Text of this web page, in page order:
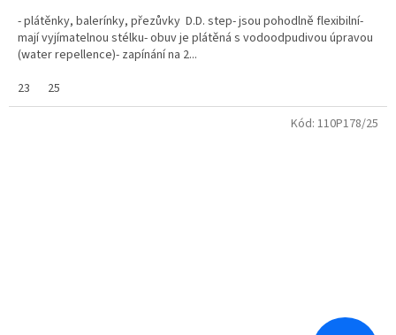
- plátěnky, balerínky, přezůvky D.D. step- jsou pohodlně flexibilní-
mají vyjímatelnou stélku- obuv je plátěná s vodoodpudivou úpravou
(water repellence)- zapínání na 2...
23
25
Kód: 110P178/25